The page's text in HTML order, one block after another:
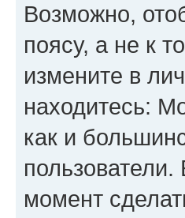
Возможно,
поясу, а не к
измените в
находитесь:
как и
момент